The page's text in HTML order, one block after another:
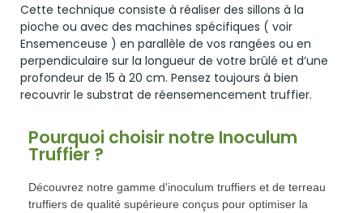
Cette technique consiste à réaliser des sillons à la
pioche ou avec des machines spécifiques ( voir
Ensemenceuse ) en parallèle de vos rangées ou en
perpendiculaire sur la longueur de votre brûlé et d’une
profondeur de 15 à 20 cm. Pensez toujours à bien
recouvrir le substrat de réensemencement truffier.
Pourquoi choisir notre Inoculum
Truffier ?
Découvrez notre gamme d'inoculum truffiers et de terreau
truffiers de qualité supérieure conçus pour optimiser la